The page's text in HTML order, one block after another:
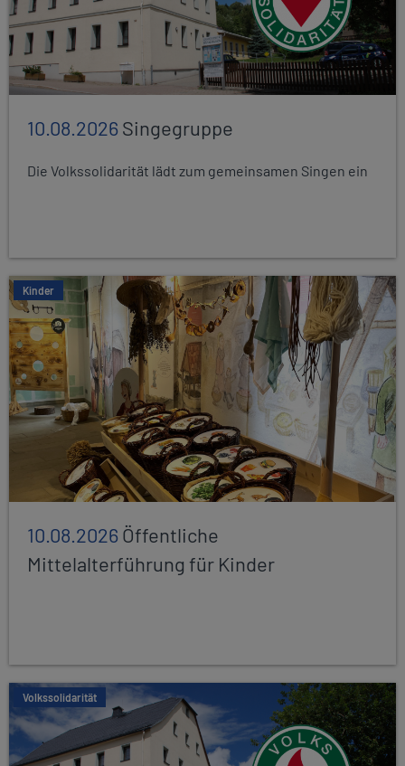
10.08.2026Singegruppe
Die Volkssolidarität lädt zum gemeinsamen Singen ein
Kinder
10.08.2026Öffentliche
Mittelalterführung für Kinder
Volkssolidarität